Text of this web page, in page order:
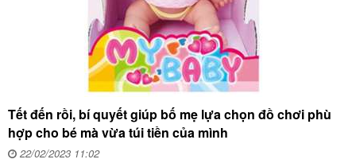
Tết đến rồi, bí quyết giúp bố mẹ lựa chọn đồ chơi phù
hợp cho bé mà vừa túi tiền của mình
22/02/2023 11:02